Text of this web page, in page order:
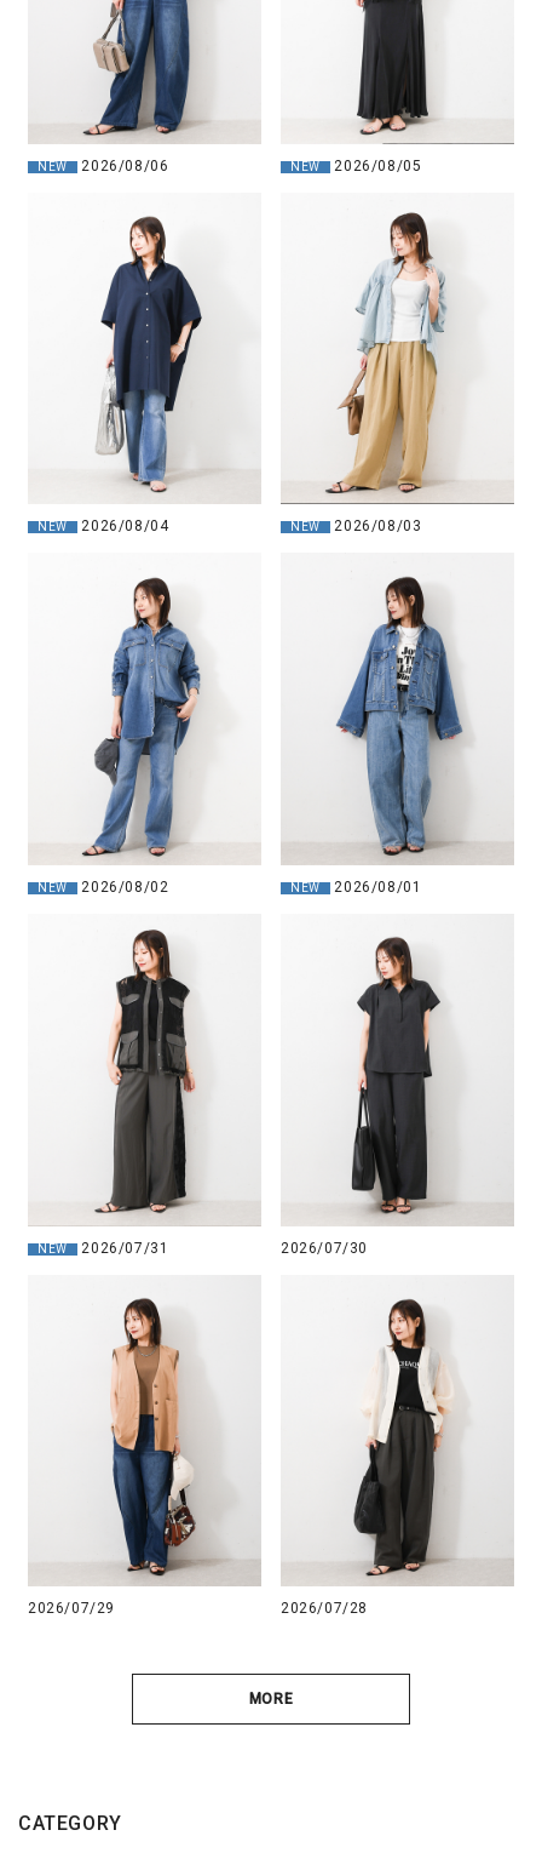
NEW 2026/08/06 NEW 2026/08/05
NEW 2026/08/04 NEW 2026/08/03
NEW 2026/08/02 NEW 2026/08/01
NEW 2026/07/31 2026/07/30
2026/07/29 2026/07/28
MORE
CATEGORY